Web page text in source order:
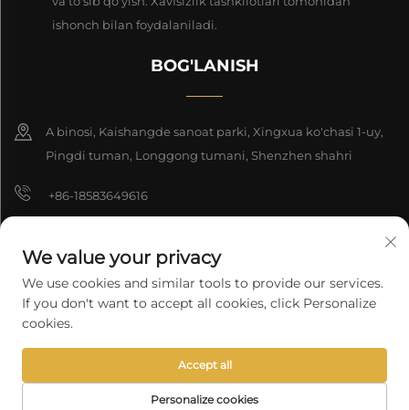
ishonch bilan foydalaniladi.
BOG'LANISH
A binosi, Kaishangde sanoat parki, Xingxua ko'chasi 1-uy,
Pingdi tuman, Longgong tumani, Shenzhen shahri
+86-18583649616
8618165761396
Nashr huquqi 2025 Shenzhen Longyuan Texnologiya Kompaniyasi
cheklangan. Barcha huquqlar himoyalangan.
We value your privacy
We use cookies and similar tools to provide our services.
If you don't want to accept all cookies, click Personalize
cookies.
Personalize cookies
Accept all